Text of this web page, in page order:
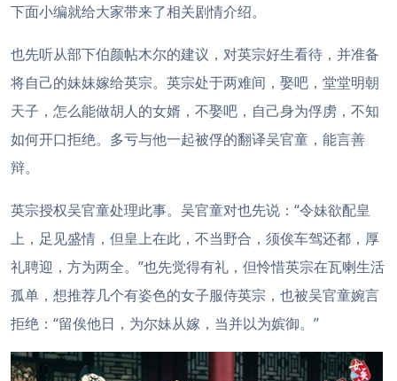
下面小编就给大家带来了相关剧情介绍。
也先听从部下伯颜帖木尔的建议，对英宗好生看待，并准备
将自己的妹妹嫁给英宗。英宗处于两难间，娶吧，堂堂明朝
天子，怎么能做胡人的女婿，不娶吧，自己身为俘虏，不知
如何开口拒绝。多亏与他一起被俘的翻译吴官童，能言善
辩。
英宗授权吴官童处理此事。吴官童对也先说：“令妹欲配皇
上，足见盛情，但皇上在此，不当野合，须俟车驾还都，厚
礼聘迎，方为两全。”也先觉得有礼，但怜惜英宗在瓦喇生活
孤单，想推荐几个有姿色的女子服侍英宗，也被吴官童婉言
拒绝：“留俟他日，为尔妹从嫁，当并以为嫔御。”